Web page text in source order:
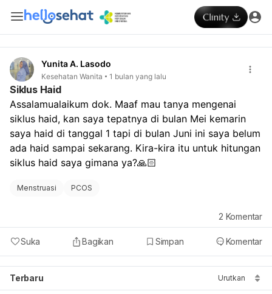
Yunita A. Lasodo
Kesehatan Wanita 1 bulan yang lalu
Siklus Haid
Assalamualaikum dok. Maaf mau tanya mengenai
siklus haid, kan saya tepatnya di bulan Mei kemarin
saya haid di tanggal 1 tapi di bulan Juni ini saya belum
ada haid sampai sekarang. Kira-kira itu untuk hitungan
siklus haid saya gimana ya?🙏🏻
Menstruasi PCOS
Suka Bagikan Simpan Komentar
2 Komentar
Terbaru Urutkan